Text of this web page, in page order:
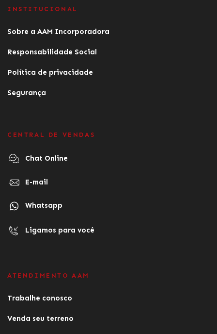
INSTITUCIONAL
Sobre a AAM Incorporadora
Responsabilidade Social
Política de privacidade
Segurança
CENTRAL DE VENDAS
Chat Online
E-mail
Whatsapp
Ligamos para você
ATENDIMENTO AAM
Trabalhe conosco
Venda seu terreno